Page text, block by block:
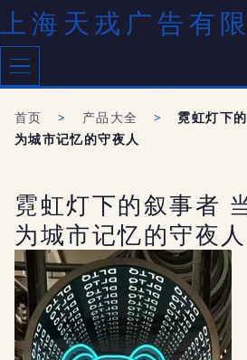
上海天戎广告有
首页 > 产品大全 >
霓虹灯下
为城市记忆的守夜人
霓虹灯下的叙事者
为城市记忆的守夜人